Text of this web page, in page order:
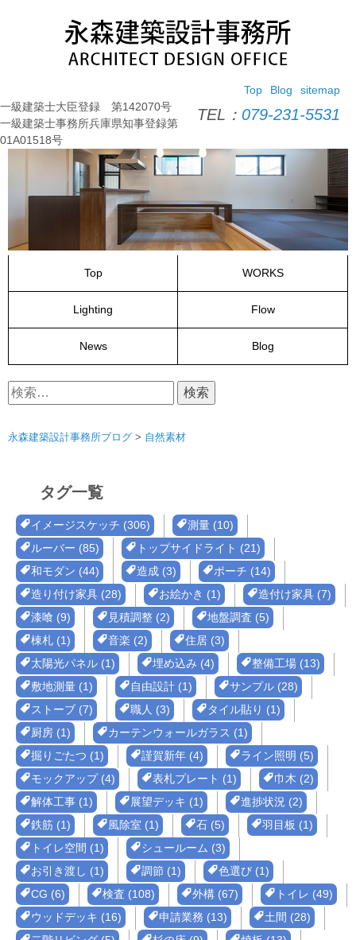
ス
キ
ッ
sitemap
Blog
Top
TEL： 079-231-5531
一級建築士大臣登録 第142070号
一級建築士事務所兵庫県知事登録第
01A01518号
Top WORKS
Lighting Flow
News Blog
検
索:
永森建築設計事務所ブログ > 自然素材
タグ一覧
イメージスケッチ (306)
測量 (10)
ルーバー (85)
トップサイドライト (21)
和モダン (44)
造成 (3)
ポーチ (14)
造り付け家具 (28)
お絵かき (1)
造付け家具 (7)
漆喰 (9)
見積調整 (2)
地盤調査 (5)
棟札 (1)
音楽 (2)
住居 (3)
太陽光パネル (1)
埋め込み (4)
整備工場 (13)
敷地測量 (1)
自由設計 (1)
サンプル (28)
ストーブ (7)
職人 (3)
タイル貼り (1)
厨房 (1)
カーテンウォールガラス (1)
掘りごたつ (1)
謹賀新年 (4)
ライン照明 (5)
モックアップ (4)
表札プレート (1)
巾木 (2)
解体工事 (1)
展望デッキ (1)
進捗状況 (2)
鉄筋 (1)
風除室 (1) 石 (5)
羽目板 (1)
トイレ空間 (1)
シュールーム (3)
お引き渡し (1)
調節 (1)
色選び (1)
CG (6)
検査 (108) 外構 (67)
トイレ (49)
ウッドデッキ (16)
申請業務 (13)
土間 (28)